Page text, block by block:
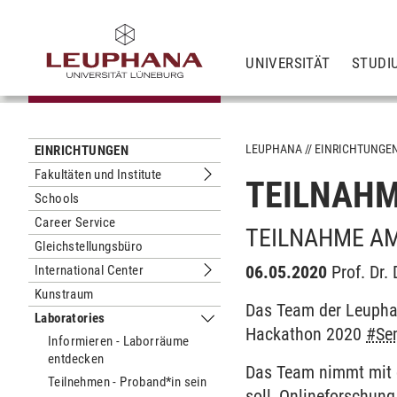
UNIVERSITÄT
EINRICHTUNGEN
Fakultäten und Institute
Untermenu Fakultäten und Institute
Schools
Career Service
Gleichstellungsbüro
International Center
Untermenu International Center
Kunstraum
Laboratories
Untermenu Laboratories
Informieren - Laborräume
entdecken
Teilnehmen - Proband*in sein
LEUPHANA
TEILNAHME
06.05.2020 Prof. Dr.
Das Team der
Hackathon 2020
Das Team nimmt